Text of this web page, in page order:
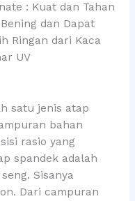
: Kuat dan Tahan
dan Dapat
Ringan dari Kaca
UV
satu jenis atap
bahan
rasio yang
spandek adalah
Sisanya
Dari campuran